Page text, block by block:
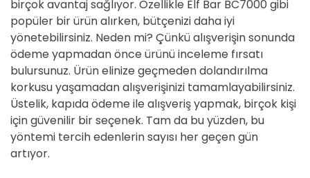
birçok avantaj sağlıyor. Özellikle Elf Bar BC7000 gibi
popüler bir ürün alırken, bütçenizi daha iyi
yönetebilirsiniz. Neden mi? Çünkü alışverişin sonunda
ödeme yapmadan önce ürünü inceleme fırsatı
bulursunuz. Ürün elinize geçmeden dolandırılma
korkusu yaşamadan alışverişinizi tamamlayabilirsiniz.
Üstelik, kapıda ödeme ile alışveriş yapmak, birçok kişi
için güvenilir bir seçenek. Tam da bu yüzden, bu
yöntemi tercih edenlerin sayısı her geçen gün
artıyor.